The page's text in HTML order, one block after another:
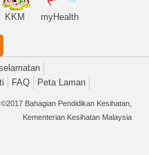
KKM myHealth
FAQ Peta Laman
Bahagian Pendidikan Kesihatan,
Kementerian Kesihatan Malaysia